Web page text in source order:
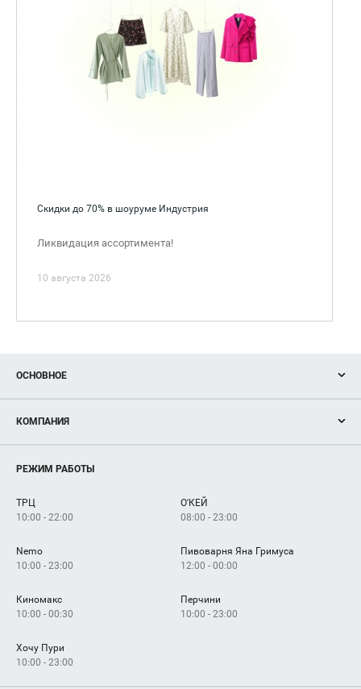
Скидки до 70% в шоуруме Индустрия
Ликвидация ассортимента!
10 августа 2026
ОСНОВНОЕ
Новости
Магазины
Услуги
КОМПАНИЯ
Рекламодателям
Как добраться
РЕЖИМ РАБОТЫ
ТРЦ
10:00 - 22:00
О'КЕЙ
08:00 - 23:00
Nemo
10:00 - 23:00
Пивоварня Яна Гримуса
12:00 - 00:00
Киномакс
10:00 - 00:30
Перчини
10:00 - 23:00
Хочу Пури
10:00 - 23:00